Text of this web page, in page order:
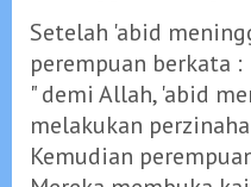
Setelah 'abid
perempuan berkata :
" demi Allah, 'abid
melakukan
Kemudian